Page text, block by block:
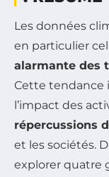
Les données
en particulier
alarmante des
Cette tendance
l’impact des
répercussions
et les sociétés.
explorer quatre